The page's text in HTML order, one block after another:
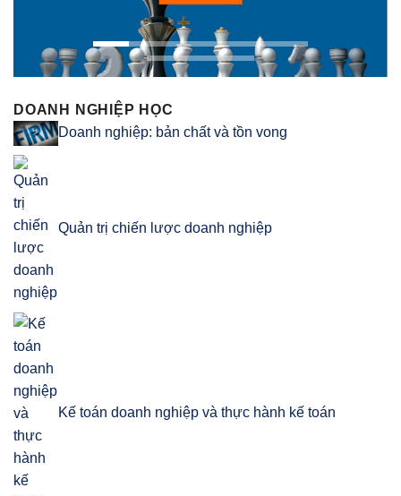
DOANH NGHIỆP HỌC
Doanh nghiệp: bản chất và tồn vong
Quản trị chiến lược doanh nghiệp
Kế toán doanh nghiệp và thực hành kế toán